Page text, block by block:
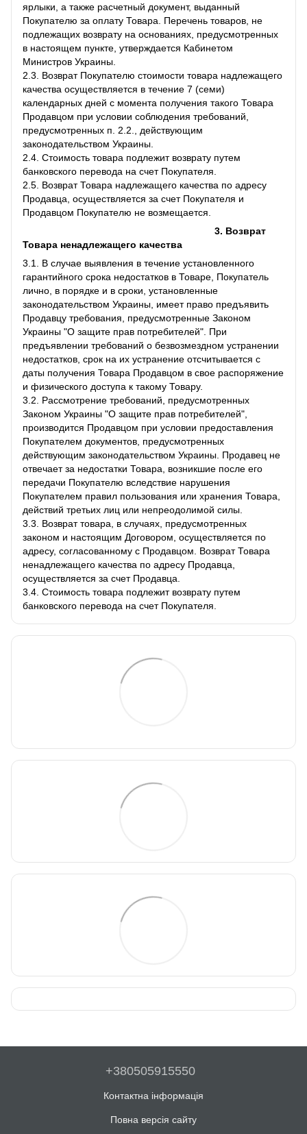
ярлыки, а также расчетный документ, выданный
Покупателю за оплату Товара. Перечень товаров, не
подлежащих возврату на основаниях, предусмотренных
в настоящем пункте, утверждается Кабинетом
Министров Украины.
2.3. Возврат Покупателю стоимости товара надлежащего
качества осуществляется в течение 7 (семи)
календарных дней с момента получения такого Товара
Продавцом при условии соблюдения требований,
предусмотренных п. 2.2., действующим
законодательством Украины.
2.4. Стоимость товара подлежит возврату путем
банковского перевода на счет Покупателя.
2.5. Возврат Товара надлежащего качества по адресу
Продавца, осуществляется за счет Покупателя и
Продавцом Покупателю не возмещается.
3. Возврат
Товара ненадлежащего качества
3.1. В случае выявления в течение установленного
гарантийного срока недостатков в Товаре, Покупатель
лично, в порядке и в сроки, установленные
законодательством Украины, имеет право предъявить
Продавцу требования, предусмотренные Законом
Украины "О защите прав потребителей". При
предъявлении требований о безвозмездном устранении
недостатков, срок на их устранение отсчитывается с
даты получения Товара Продавцом в свое распоряжение
и физического доступа к такому Товару.
3.2. Рассмотрение требований, предусмотренных
Законом Украины "О защите прав потребителей",
производится Продавцом при условии предоставления
Покупателем документов, предусмотренных
действующим законодательством Украины. Продавец не
отвечает за недостатки Товара, возникшие после его
передачи Покупателю вследствие нарушения
Покупателем правил пользования или хранения Товара,
действий третьих лиц или непреодолимой силы.
3.3. Возврат товара, в случаях, предусмотренных
законом и настоящим Договором, осуществляется по
адресу, согласованному с Продавцом. Возврат Товара
ненадлежащего качества по адресу Продавца,
осуществляется за счет Продавца.
3.4. Стоимость товара подлежит возврату путем
банковского перевода на счет Покупателя.
+380505915550
Контактна інформація
Повна версія сайту